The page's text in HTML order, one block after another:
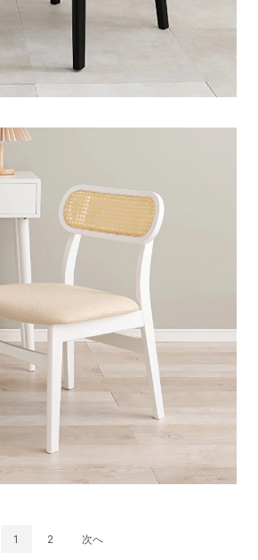
1 2 次へ